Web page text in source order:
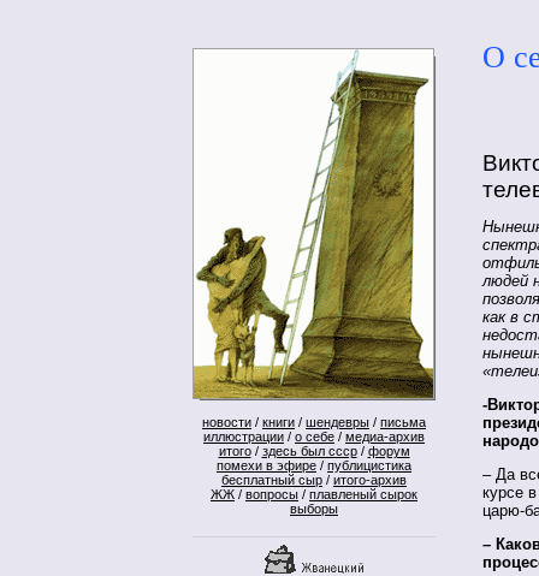
новости / книги / шендевры / письма
иллюстрации / о себе / медиа-архив
итого/ здесь был ссср/ форум
помехи в эфире / публицистика
бесплатный сыр / итого-архив
ЖЖ / вопросы / плавленый сырок
выборы
О
людей
как в
-
– Да
курсе
царю-
–